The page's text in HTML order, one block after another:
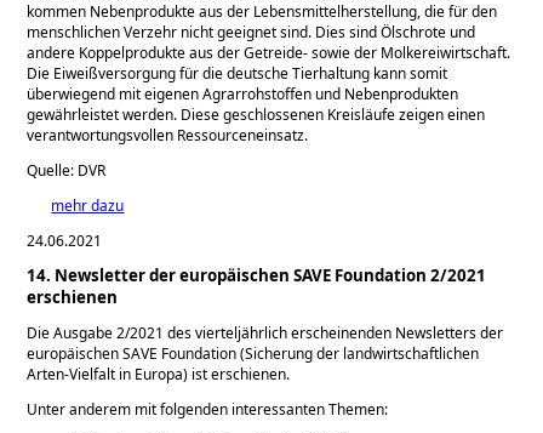
kommen Nebenprodukte aus der Lebensmittelherstellung, die für den
menschlichen Verzehr nicht geeignet sind. Dies sind Ölschrote und
andere Koppelprodukte aus der Getreide- sowie der Molkereiwirtschaft.
Die Eiweißversorgung für die deutsche Tierhaltung kann somit
überwiegend mit eigenen Agrarrohstoffen und Nebenprodukten
gewährleistet werden. Diese geschlossenen Kreisläufe zeigen einen
verantwortungsvollen Ressourceneinsatz.
Quelle: DVR
mehr dazu
24.06.2021
14. Newsletter der europäischen SAVE Foundation 2/2021
erschienen
Die Ausgabe 2/2021 des vierteljährlich erscheinenden Newsletters der
europäischen SAVE Foundation (Sicherung der landwirtschaftlichen
Arten-Vielfalt in Europa) ist erschienen.
Unter anderem mit folgenden interessanten Themen: